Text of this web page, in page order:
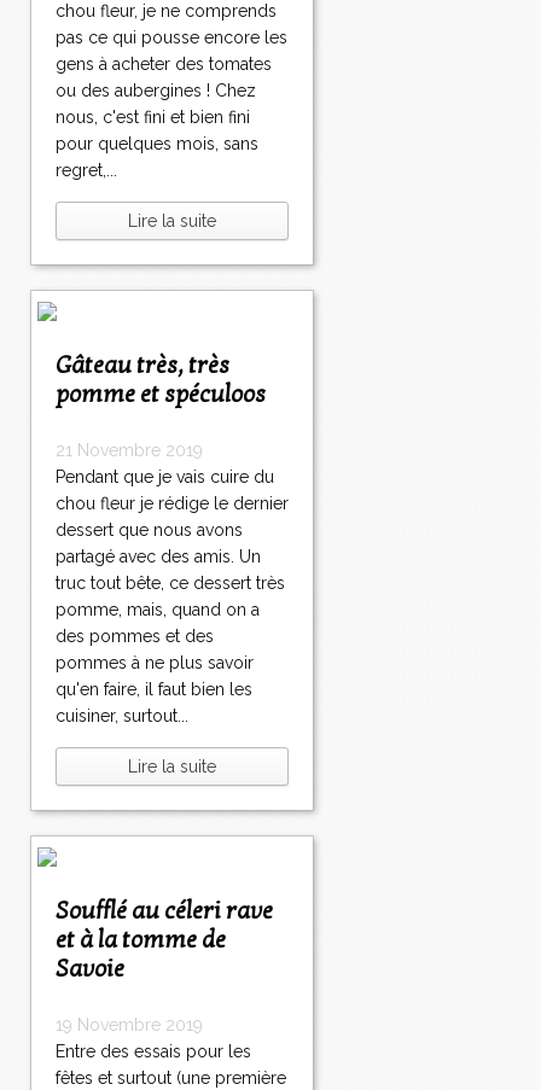
chou fleur, je ne comprends
pas ce qui pousse encore les
gens à acheter des tomates
ou des aubergines ! Chez
nous, c'est fini et bien fini
pour quelques mois, sans
regret,...
Lire la suite
Gâteau très, très
pomme et spéculoos
21 Novembre 2019
Pendant que je vais cuire du
chou fleur je rédige le dernier
dessert que nous avons
partagé avec des amis. Un
truc tout bête, ce dessert très
pomme, mais, quand on a
des pommes et des
pommes à ne plus savoir
qu'en faire, il faut bien les
cuisiner, surtout...
Lire la suite
Soufflé au céleri rave
et à la tomme de
Savoie
19 Novembre 2019
Entre des essais pour les
fêtes et surtout (une première